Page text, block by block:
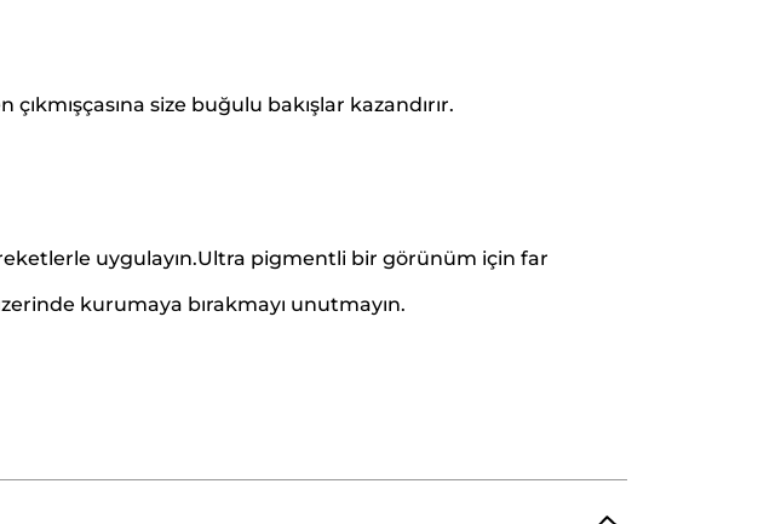
size buğulu bakışlar kazandırır.
uygulayın.Ultra pigmentli bir görünüm için far
kurumaya bırakmayı unutmayın.